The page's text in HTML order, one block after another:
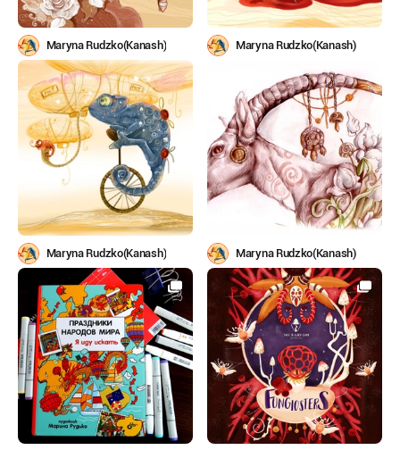
Maryna Rudzko(Kanash) Maryna Rudzko(Kanash)
Maryna Rudzko(Kanash) Maryna Rudzko(Kanash)